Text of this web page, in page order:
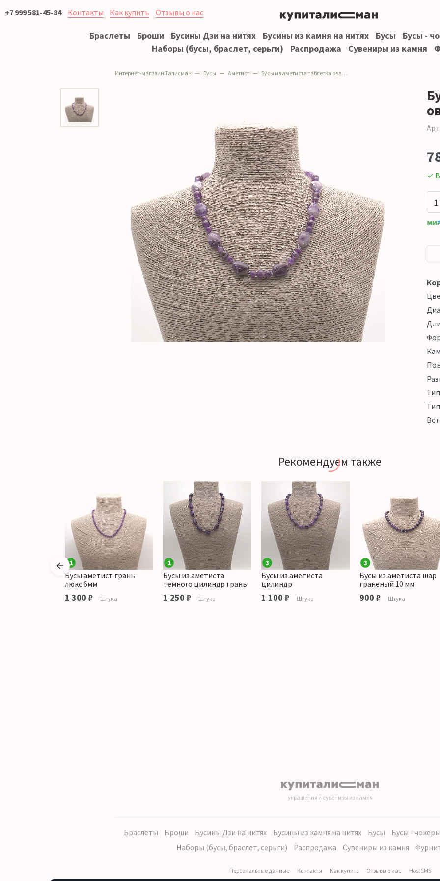
+7 999 581-45-84 Контакты Как купить Отзывы о нас
Браслеты Броши Бусины Дзи на нитях Бусины из камня на нитях Бусы Бусы -
Наборы (бусы, браслет, серьги)
Распродажа Сувениры из камня
Интернет-магазин Талисман Бусы Аметист Бусы из аметиста таблетка овальная 14*10 мм
✓
Рекомендуем также
1
Бусы аметист грань
люкс 6мм
1 300 ₽ Штука
1
Бусы из аметиста
темного цилиндр грань
1 250 ₽ Штука
3
Бусы из аметиста
цилиндр
1 100 ₽ Штука
3
Бусы из аметиста шар
граненый 10 мм
900 ₽ Штука
украшения и сувениры из камня
Браслеты Броши Бусины Дзи на нитях Бусины из камня на нитях Бусы Бусы - чокеры
Наборы (бусы, браслет, серьги)
Распродажа Сувениры из камня
Персональные данные Контакты Как купить Отзывы о нас HostCMS